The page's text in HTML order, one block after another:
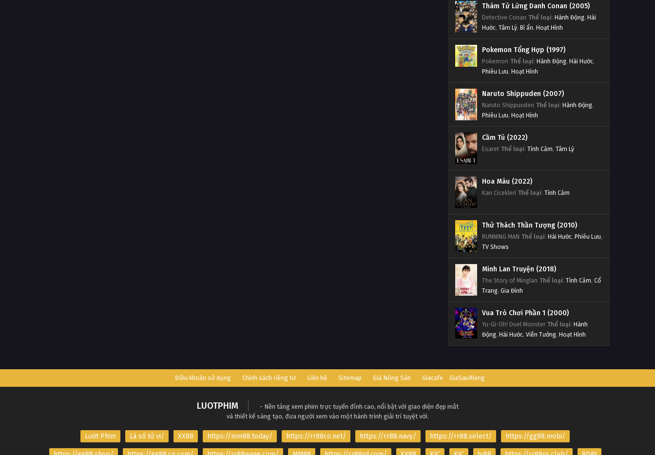
Thám Tử Lừng Danh Conan (2005)
Detective Conan Thể loại: Hành Động, Hài
Hước, Tâm Lý, Bí ẩn, Hoạt Hình
Pokemon Tổng Hợp (1997)
Pokemon Thể loại: Hành Động, Hài Hước,
Phiêu Lưu, Hoạt Hình
Naruto Shippuden (2007)
Naruto Shippuuden Thể loại: Hành Động,
Phiêu Lưu, Hoạt Hình
Cầm Tù (2022)
Esaret Thể loại: Tình Cảm, Tâm Lý
Hoa Máu (2022)
Kan Cicekleri Thể loại: Tình Cảm
Thử Thách Thần Tượng (2010)
RUNNING MAN Thể loại: Hài Hước, Phiêu Lưu,
TV Shows
Minh Lan Truyện (2018)
The Story of Minglan Thể loại: Tình Cảm, Cổ
Trang, Gia Đình
Vua Trò Chơi Phần 1 (2000)
Yu-Gi-Oh! Duel Monster Thể loại: Hành
Động, Hài Hước, Viễn Tưởng, Hoạt Hình
Điều khoản sử dụng Chính sách riêng tư Liên hệ Sitemap Giá Nông Sản Giacafe GiaSauRieng
LUOTPHIM
- Nền tảng xem phim trực tuyến đỉnh cao, nổi bật với giao diện đẹp mắt
và thiết kế sáng tạo, đưa người xem vào một hành trình giải trí tuyệt vời.
Lướt Phim Lá số tử vi/ XX88 https://mm88.today/ https://rr88co.net/ https://rr88.navy/ https://rr88.select/ https://gg88.mobi/